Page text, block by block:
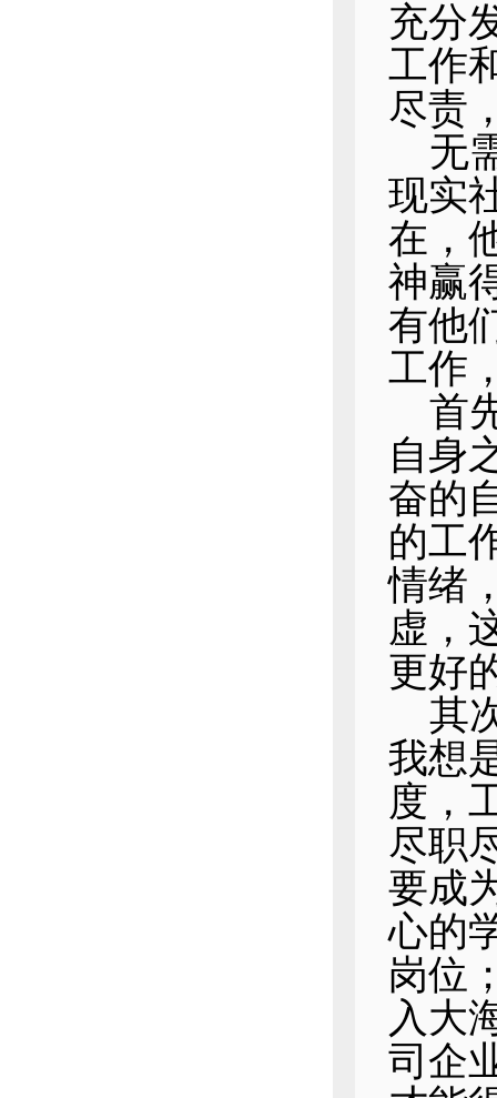
充分
工作
尽责
无
现实
在，
神赢
有他
工作
首
自身
奋的
的工
情绪
虚，
更好
其
我想
度，
尽职
要成
心的
岗位
入大
司企